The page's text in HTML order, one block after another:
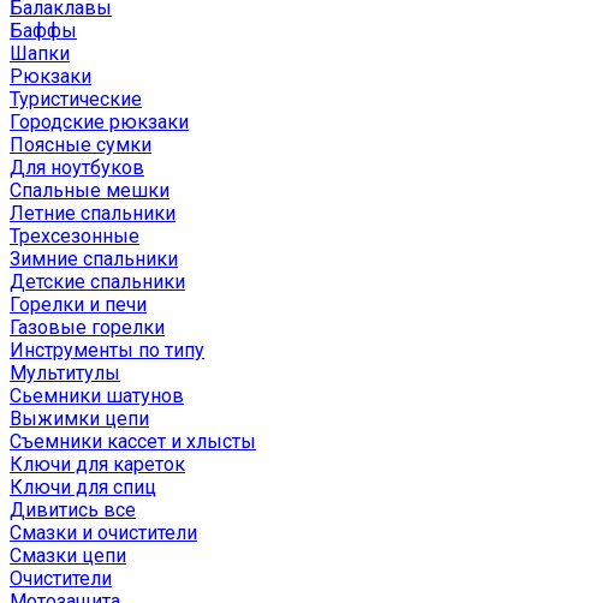
Балаклавы
Баффы
Шапки
Рюкзаки
Туристические
Городские рюкзаки
Поясные сумки
Для ноутбуков
Спальные мешки
Летние спальники
Трехсезонные
Зимние спальники
Детские спальники
Горелки и печи
Газовые горелки
Инструменты по типу
Мультитулы
Сьемники шатунов
Выжимки цепи
Съемники кассет и хлысты
Ключи для кареток
Ключи для спиц
Дивитись все
Смазки и очистители
Смазки цепи
Очистители